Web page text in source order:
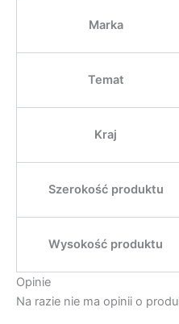
Marka
Temat
Kraj
Szerokość produktu
Wysokość produktu
Opinie
Na razie nie ma opinii o